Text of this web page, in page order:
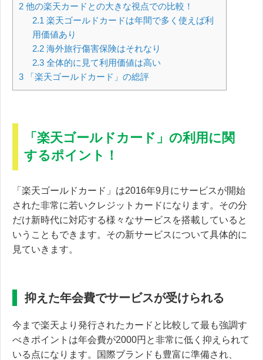
2 他の楽天カードとの大きな視点での比較！
2.1 楽天ゴールドカードは年間で多く使えば利
用価値あり
2.2海外旅行傷害保険はそれなり
2.3全体的に見て利用価値は高い
3 「楽天ゴールドカード」の総評
「楽天ゴールドカード」の利用に関
するポイント！
「楽天ゴールドカード」は2016年9月にサービスが開始
された非常に若いクレジットカードになります。その分
だけ新時代に対応する様々なサービスを搭載していると
いうこともできます。その新サービスについて具体的に
見ていきます。
抑えた年会費でサービスが受けられる
今まで楽天より発行されたカードと比較して最も強調す
べきポイントは年会費が2000円と非常に低く抑えられて
いる点になります。国際ブランドも豊富に準備され、